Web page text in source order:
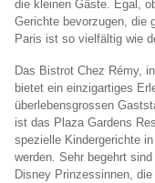
die kleinen Gäste. Egal,
Gerichte bevorzugen, die
Paris ist so vielfältig wie
Das Bistrot Chez Rémy,
bietet ein einzigartiges
überlebensgrossen
ist das Plaza Gardens
spezielle Kindergerichte
werden. Sehr begehrt
Disney Prinzessinnen,